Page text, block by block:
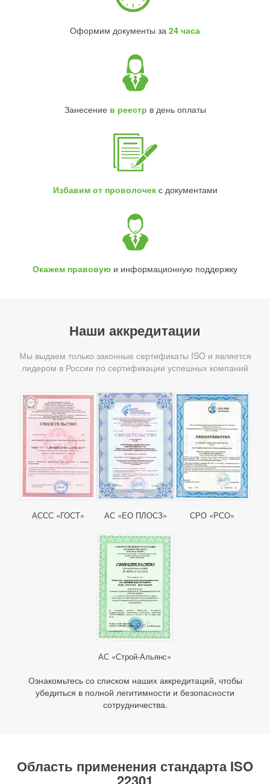
Оформим документы за 24 часа
Занесение в реестр в день оплаты
Избавим от проволочекс документами
Окажем правовую и информационную поддержку
Наши аккредитации
Мы выдаем только законные сертификаты ISO и является
лидером в России по сертификации успешных компаний
АССС «ГОСТ» АС «ЕО ПЛОСЗ» СРО «РСО»
АС «Строй-Альянс»
Ознакомьтесь со списком наших аккредитаций, чтобы
убедиться в полной легитимности и безопасности
сотрудничества.
Область применения стандарта ISO